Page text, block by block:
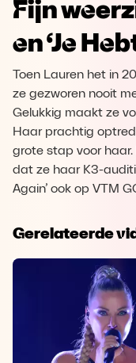
Opera
Fijn
en ‘Je
Toen Lauren het in
ze gezworen nooit
Gelukkig maakt ze
Haar prachtig
grote stap voor haar.
dat ze haar K3-
Again’ ook op VTM
Gerelateerde